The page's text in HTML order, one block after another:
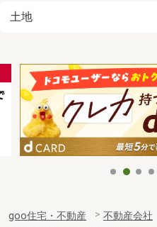
土地
goo住宅・不動産 不動産会社